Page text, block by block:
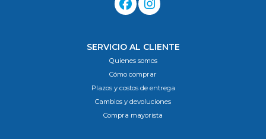
SERVICIO AL CLIENTE
Quienes somos
Cómo comprar
Plazos y costos de entrega
Cambios y devoluciones
Compra mayorista